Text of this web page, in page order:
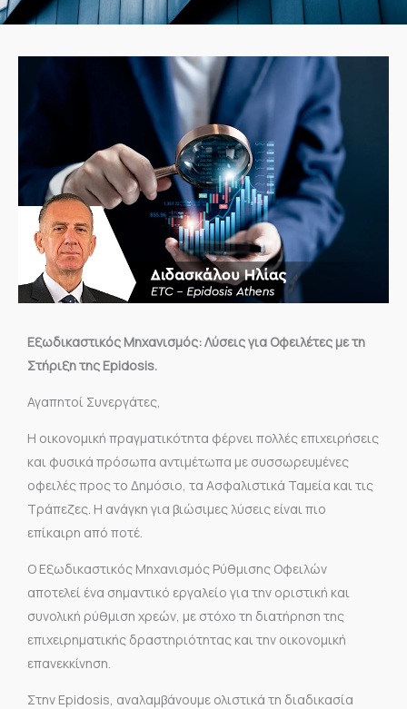
Εξωδικαστικός Μηχανισμός: Λύσεις για Οφειλέτες με τη
Στήριξη της Epidosis.
Αγαπητοί Συνεργάτες,
Η οικονομική πραγματικότητα φέρνει πολλές επιχειρήσεις
και φυσικά πρόσωπα αντιμέτωπα με συσσωρευμένες
οφειλές προς το Δημόσιο, τα Ασφαλιστικά Ταμεία και τις
Τράπεζες. Η ανάγκη για βιώσιμες λύσεις είναι πιο
επίκαιρη από ποτέ.
Ο Εξωδικαστικός Μηχανισμός Ρύθμισης Οφειλών
αποτελεί ένα σημαντικό εργαλείο για την οριστική και
συνολική ρύθμιση χρεών, με στόχο τη διατήρηση της
επιχειρηματικής δραστηριότητας και την οικονομική
επανεκκίνηση.
Στην Epidosis, αναλαμβάνουμε ολιστικά τη διαδικασία